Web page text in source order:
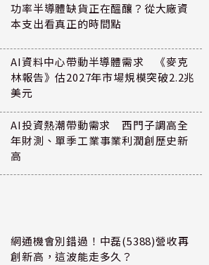
功率半導體缺貨正在醞釀？從大廠資
本支出看真正的時間點
AI資料中心帶動半導體需求 《麥克
林報告》估2027年市場規模突破2.2兆
美元
AI投資熱潮帶動需求 西門子調高全
年財測、單季工業事業利潤創歷史新
高
網通機會別錯過！中磊(5388)營收再
創新高，這波能走多久？